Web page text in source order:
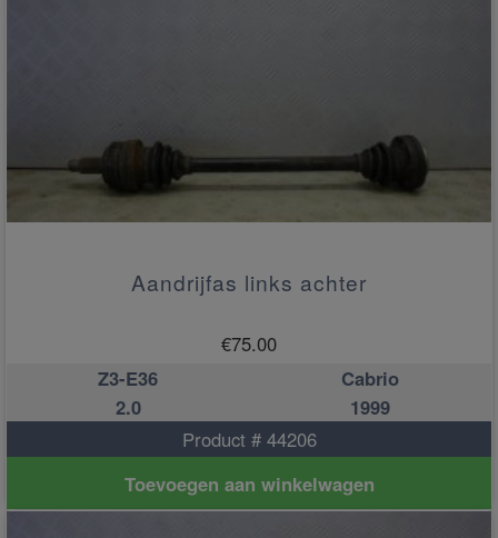
Aandrijfas links achter
€75.00
Z3-E36
Cabrio
2.0
1999
Product # 44206
Toevoegen aan winkelwagen